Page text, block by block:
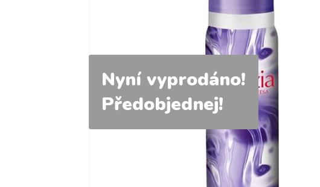
Nyní vyprodáno!
Předobjednej!